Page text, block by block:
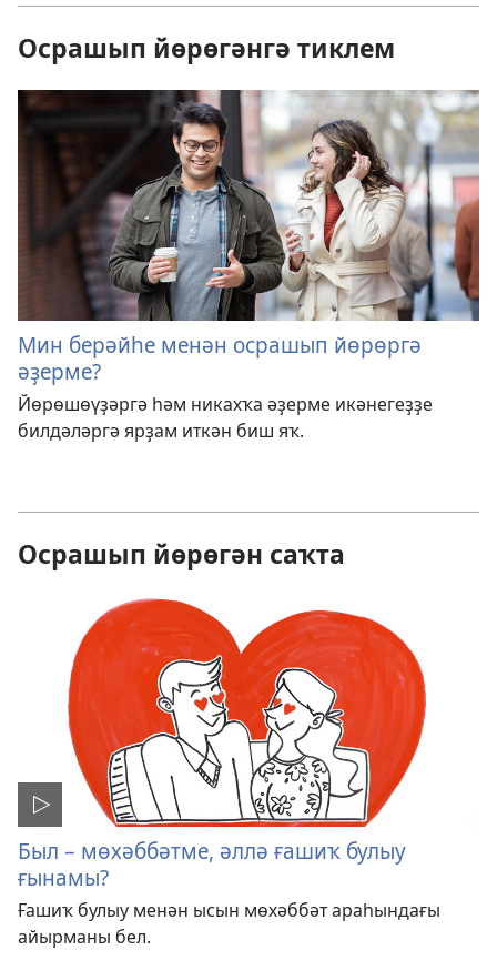
Осрашып йөрөгәнгә тиклем
Мин берәйһе менән осрашып йөрөргә
әҙерме?
Йөрөшөүҙәргә һәм никахҡа әҙерме икәнегеҙҙе
билдәләргә ярҙам иткән биш яҡ.
Осрашып йөрөгән саҡта
Был – мөхәббәтме, әллә ғашиҡ булыу
ғынамы?
Ғашиҡ булыу менән ысын мөхәббәт араһындағы
айырманы бел.